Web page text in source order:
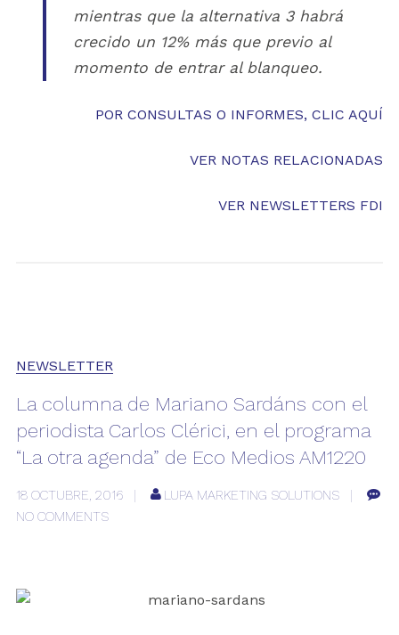
mientras que la alternativa 3 habrá
crecido un 12% más que previo al
momento de entrar al blanqueo.
POR CONSULTAS O INFORMES, CLIC AQUÍ
VER NOTAS RELACIONADAS
VER NEWSLETTERS FDI
NEWSLETTER
La columna de Mariano Sardáns con el
periodista Carlos Clérici, en el programa
“La otra agenda” de Eco Medios AM1220
18 OCTUBRE, 2016
LUPA MARKETING SOLUTIONS
NO COMMENTS